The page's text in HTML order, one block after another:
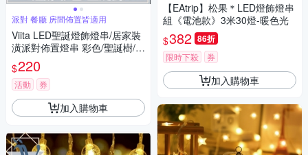
派對 餐廳 房間佈置皆適用
Viita LED聖誕燈飾燈串/居家裝
潢派對佈置燈串 彩色/聖誕樹/5
M
$220
活動 券
加入購物車
【EAtrip】松果＊LED燈飾燈串
組《電池款》3米30燈-暖色光
$382 86折
限時下殺 券
加入購物車